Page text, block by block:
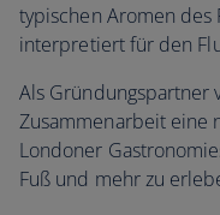
typischen Aromen des
interpretiert für den
Als Gründungspartner
Zusammenarbeit eine
Londoner
Fuß und mehr zu